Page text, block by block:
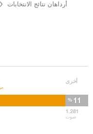
أرداهان نتائج الانتخابات
أخرى
% 11
1.281
صوت